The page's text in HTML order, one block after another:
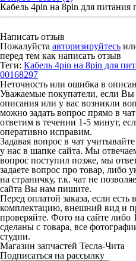
Кабель 4pin на 8pin для питания
Написать отзыв
Пожалуйста авторизируйтесь
перед тем как написать отзыв
Теги: Кабель 4pin на 8pin для
00168297
Неточность или ошибка в
Уважаемые покупатели, если
описания или у вас возникли
можно задать вопрос прямо в
ответим в течении 1-5 минут,
оперативно исправим.
Задавая вопрос в чат
у нас в шапке сайта. Мы
вопрос поступил позже, мы
задаете вопрос про товар, либо
на страничку, т.к. чат не
сайта Вы нам пишите.
Перед оплатой заказа, если есть
комплектацию, внешний вид и
проверяйте. Фото на сайте либо
сделаны с товара, все
студии.
Магазин запчастей Тесла-Чита
Подписаться на рассылку